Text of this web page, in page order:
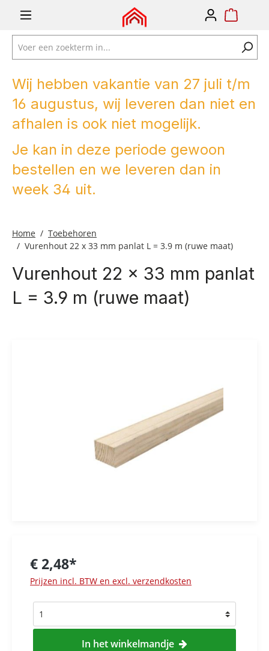
Ga naar de hoofdnavigatie
Wij hebben vakantie van 27 juli t/m
16 augustus, wij leveren dan niet en
afhalen is ook niet mogelijk.
Je kan in deze periode gewoon
bestellen en we leveren dan in
week 34 uit.
Home
Toebehoren
Vurenhout 22 x 33 mm panlat L = 3.9 m (ruwe maat)
Vurenhout 22 x 33 mm panlat
L = 3.9 m (ruwe maat)
€ 2,48*
Prijzen incl. BTW en excl. verzendkosten
In het winkelmandje